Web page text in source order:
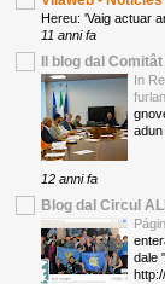
Hereu: 'Vaig actuar
11 anni fa
Il blog dal
In
adun
12 anni fa
Blog dal Circul
dale